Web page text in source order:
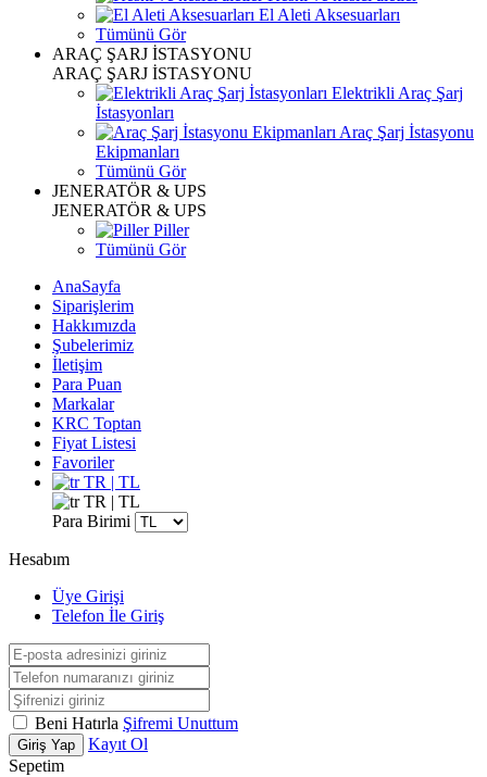
El Aleti Aksesuarları
Tümünü Gör
ARAÇ ŞARJ İSTASYONU
ARAÇ ŞARJ İSTASYONU
Elektrikli Araç Şarj
İstasyonları
Araç Şarj İstasyonu
Ekipmanları
Tümünü Gör
JENERATÖR & UPS
JENERATÖR & UPS
Piller
Tümünü Gör
AnaSayfa
Siparişlerim
Hakkımızda
Şubelerimiz
İletişim
Para Puan
Markalar
KRC Toptan
Fiyat Listesi
Favoriler
TR | TL
TR | TL
Para Birimi
Hesabım
Üye Girişi
Telefon İle Giriş
Beni Hatırla Şifremi Unuttum
Giriş Yap
Kayıt Ol
Sepetim